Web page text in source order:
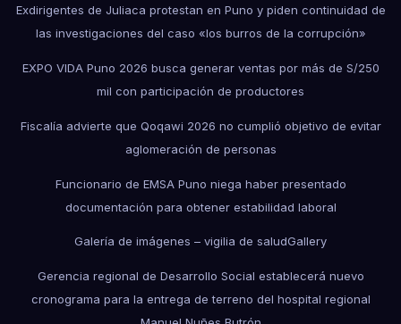
Exdirigentes de Juliaca protestan en Puno y piden continuidad de
las investigaciones del caso «los burros de la corrupción»
EXPO VIDA Puno 2026 busca generar ventas por más de S/250
mil con participación de productores
Fiscalía advierte que Qoqawi 2026 no cumplió objetivo de evitar
aglomeración de personas
Funcionario de EMSA Puno niega haber presentado
documentación para obtener estabilidad laboral
Galería de imágenes – vigilia de saludGallery
Gerencia regional de Desarrollo Social establecerá nuevo
cronograma para la entrega de terreno del hospital regional